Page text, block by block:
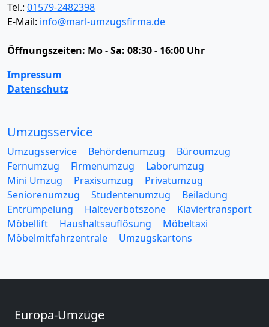
Tel.: 01579-2482398
E-Mail: info@marl-umzugsfirma.de
Öffnungszeiten: Mo - Sa: 08:30 - 16:00 Uhr
Impressum
Datenschutz
Umzugsservice
Umzugsservice Behördenumzug
Büroumzug
Fernumzug
Firmenumzug
Laborumzug
Mini Umzug
Praxisumzug
Privatumzug
Seniorenumzug
Studentenumzug
Beiladung
Entrümpelung
Halteverbotszone
Klaviertransport
Möbellift
Haushaltsauflösung
Möbeltaxi
Möbelmitfahrzentrale
Umzugskartons
Europa-Umzüge